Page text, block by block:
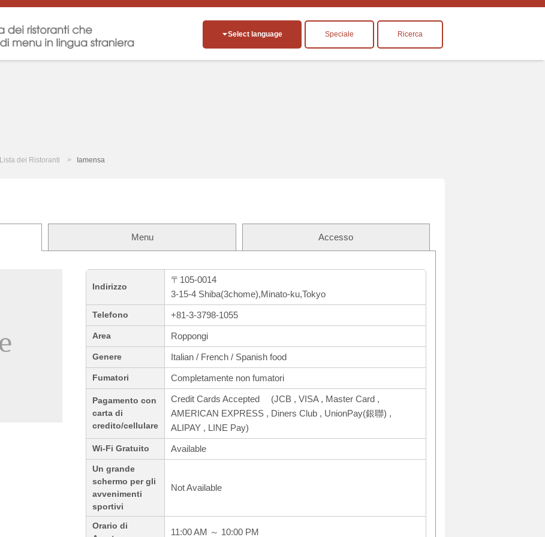
Select language Speciale Ricerca
Lista dei Ristoranti Iamensa
Menu Accesso
Indirizzo
〒105-0014
3-15-4 Shiba(3chome),Minato-ku,Tokyo
Telefono +81-3-3798-1055
Area Roppongi
Genere Italian / French / Spanish food
Fumatori Completamente non fumatori
Pagamento con
carta di
credito/cellulare
Credit Cards Accepted (JCB , VISA , Master Card ,
AMERICAN EXPRESS , Diners Club , UnionPay(銀聯) ,
ALIPAY , LINE Pay)
Wi-Fi Gratuito Available
Un grande
schermo per gli
avvenimenti
sportivi
Not Available
Orario di
11:00 AM ～ 10:00 PM